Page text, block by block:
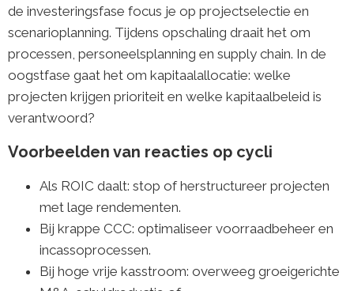
de investeringsfase focus je op projectselectie en
scenarioplanning. Tijdens opschaling draait het om
processen, personeelsplanning en supply chain. In de
oogstfase gaat het om kapitaalallocatie: welke
projecten krijgen prioriteit en welke kapitaalbeleid is
verantwoord?
Voorbeelden van reacties op cycli
Als ROIC daalt: stop of herstructureer projecten
met lage rendementen.
Bij krappe CCC: optimaliseer voorraadbeheer en
incassoprocessen.
Bij hoge vrije kasstroom: overweeg groeigerichte